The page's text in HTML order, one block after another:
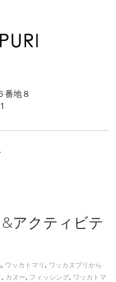
６番地８
&アクティビテ
, ワッカトマリ, ワッカヌプリから
, カヌー, フィッシング, ワッカトマ